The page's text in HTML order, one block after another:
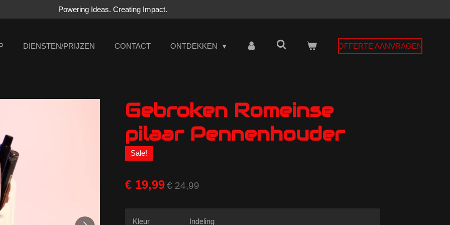
Powering Ideas. Creating Impact.
DIENSTEN/PRIJZEN CONTACT ONTDEKKEN OFFERTE AANVRAGEN
Gebroken Romeinse
pilaar Pennenhouder
Sale!
€ 19,99€ 24,99
Kleur Indeling